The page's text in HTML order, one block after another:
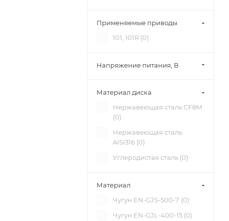
Применяемые приводы
101, 101R (0)
Напряжение питания, В
Материал диска
Нержавеющая сталь CF8M
(0)
Нержавеющая сталь
AISI316 (0)
Углеродистая сталь (0)
Материал
Чугун EN-GJS-500-7 (0)
Чугун EN-GJL-400-15 (0)